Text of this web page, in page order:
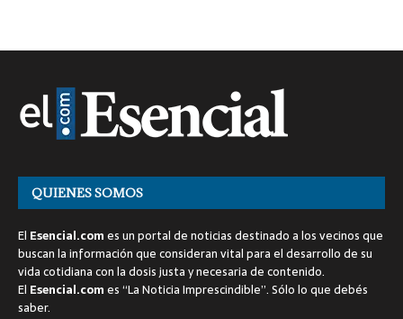
QUIENES SOMOS
El Esencial.comes un portal de noticias destinado a los vecinos que
buscan la información que consideran vital para el desarrollo de su
vida cotidiana con la dosis justa y necesaria de contenido.
El Esencial.comes “La Noticia Imprescindible”. Sólo lo que debés
saber.